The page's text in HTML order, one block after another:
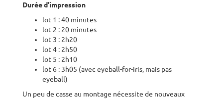
Durée d'impression
lot 1 : 40 minutes
lot 2 : 20 minutes
lot 3 : 2h20
lot 4 : 2h50
lot 5 : 2h10
lot 6 : 3h05 (avec eyeball-for-iris, mais pas
eyeball)
Un peu de casse au montage nécessite de nouveaux